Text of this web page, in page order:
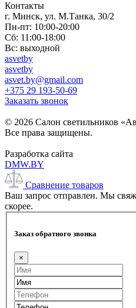
Контакты
г. Минск, ул. М.Танка, 30/2
Пн-пт: 10:00-20:00
Сб: 11:00-18:00
Вс: выходной
asvetby
asvetby
asvet.by@gmail.com
+375 29 193-50-69
Заказать звонок
© 2026 Салон светильников
Все права защищены.
Разработка сайта
DMW.BY
Сравнение товаров
Ваш запрос отправлен. Мы
скорее.
Заказ обратного звонка
×